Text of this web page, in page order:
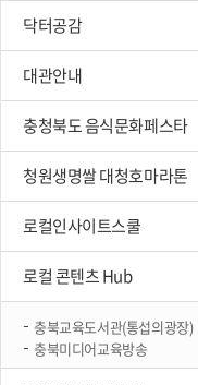
닥터공감
대관안내
충청북도 음식문화페스타
청원생명쌀 대청호마라톤
로컬인사이트스쿨
로컬 콘텐츠 Hub
충북교육도서관(통섭의광장)
충북미디어교육방송